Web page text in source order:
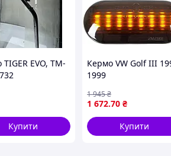
EVO, TM-
Купити
Кермо VW Golf III
1999
1 672.70 ₴
1 945₴
Купити